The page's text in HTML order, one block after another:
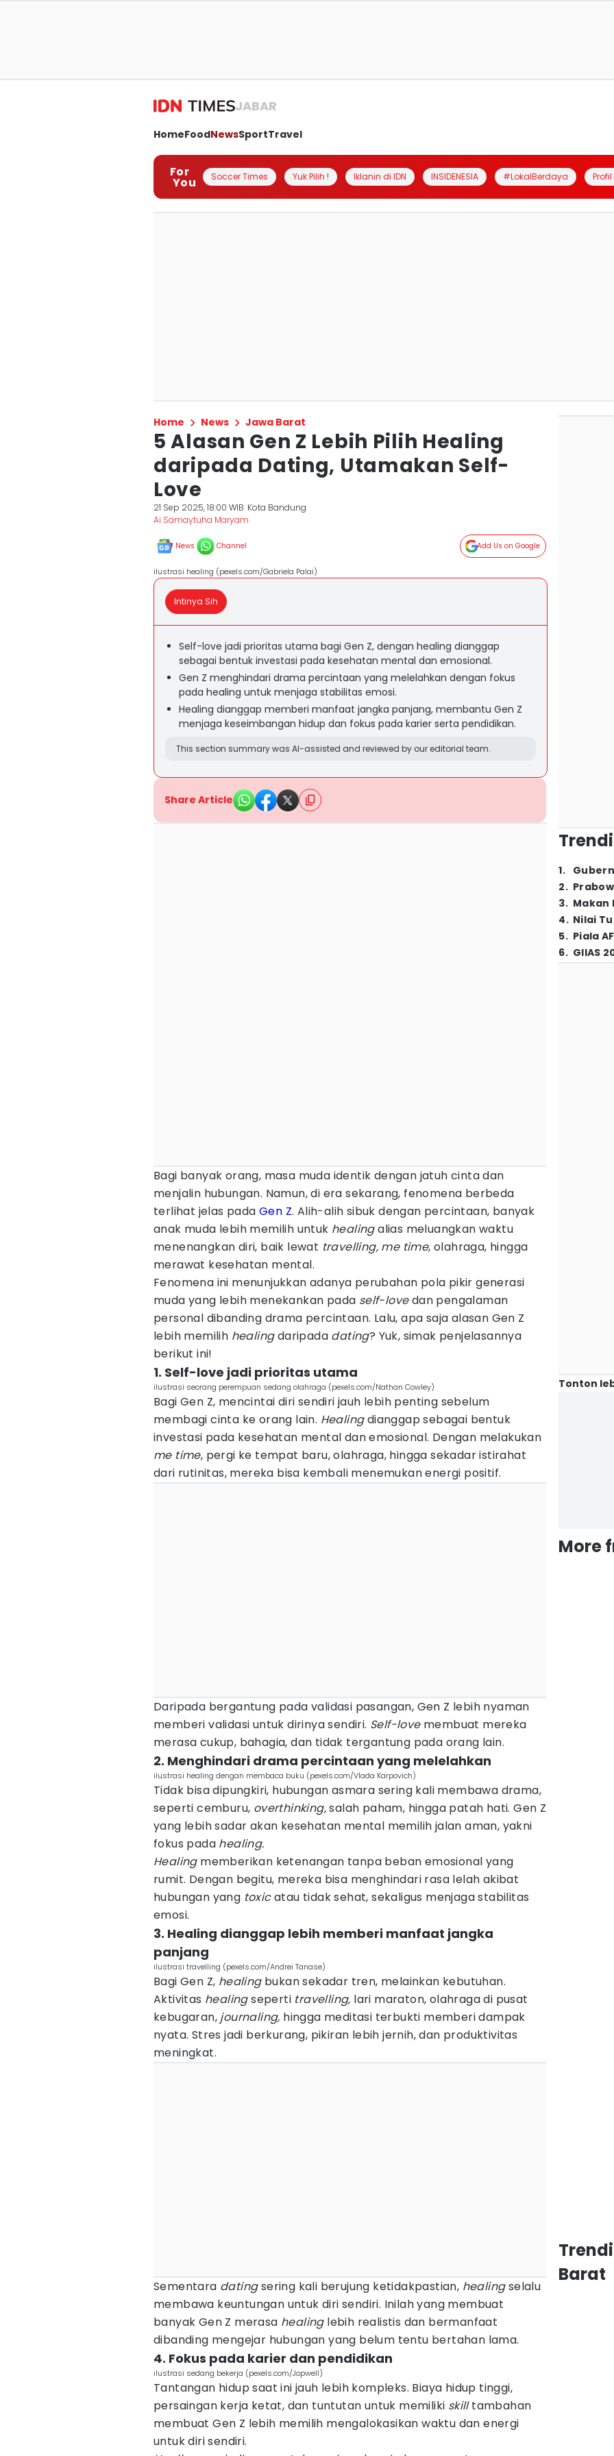
JABAR
HomeFoodNewsSportTravel
For
You Soccer Times Yuk Pilih ! Iklanin di IDN INSIDENESIA #LokalBerdaya
Home News Jawa Barat
5 Alasan Gen Z Lebih Pilih Healing
daripada Dating, Utamakan Self-
Love
21 Sep 2025, 18:00 WIB Kota Bandung
Ai Samaytuha Maryam
News Channel Add Us on Google
ilustrasi healing (pexels.com/Gabriela Palai)
Intinya Sih
Self-love jadi prioritas utama bagi Gen Z, dengan healing dianggap
sebagai bentuk investasi pada kesehatan mental dan emosional.
Gen Z menghindari drama percintaan yang melelahkan dengan fokus
pada healing untuk menjaga stabilitas emosi.
Healing dianggap memberi manfaat jangka panjang, membantu Gen Z
menjaga keseimbangan hidup dan fokus pada karier serta pendidikan.
This section summary was AI-assisted and reviewed by our editorial team.
Share Article
Bagi banyak orang, masa muda identik dengan jatuh cinta dan
menjalin hubungan. Namun, di era sekarang, fenomena berbeda
terlihat jelas pada Gen Z. Alih-alih sibuk dengan percintaan, banyak
anak muda lebih memilih untuk healingalias meluangkan waktu
menenangkan diri, baik lewat travelling, me time, olahraga, hingga
merawat kesehatan mental.
Fenomena ini menunjukkan adanya perubahan pola pikir generasi
muda yang lebih menekankan pada self-lovedan pengalaman
personal dibanding drama percintaan. Lalu, apa saja alasan Gen Z
lebih memilih healingdaripada dating? Yuk, simak penjelasannya
berikut ini!
1. Self-love jadi prioritas utama
ilustrasi seorang perempuan sedang olahraga (pexels.com/Nathan Cowley)
Bagi Gen Z, mencintai diri sendiri jauh lebih penting sebelum
membagi cinta ke orang lain. Healingdianggap sebagai bentuk
investasi pada kesehatan mental dan emosional. Dengan melakukan
me time, pergi ke tempat baru, olahraga, hingga sekadar istirahat
dari rutinitas, mereka bisa kembali menemukan energi positif.
Daripada bergantung pada validasi pasangan, Gen Z lebih nyaman
memberi validasi untuk dirinya sendiri. Self-lovemembuat mereka
merasa cukup, bahagia, dan tidak tergantung pada orang lain.
2. Menghindari drama percintaan yang melelahkan
ilustrasi healing dengan membaca buku (pexels.com/Vlada Karpovich)
Tidak bisa dipungkiri, hubungan asmara sering kali membawa drama,
seperti cemburu, overthinking,salah paham, hingga patah hati. Gen Z
yang lebih sadar akan kesehatan mental memilih jalan aman, yakni
fokus pada healing.
Healingmemberikan ketenangan tanpa beban emosional yang
rumit. Dengan begitu, mereka bisa menghindari rasa lelah akibat
hubungan yang toxicatau tidak sehat, sekaligus menjaga stabilitas
emosi.
3. Healing dianggap lebih memberi manfaat jangka
panjang
ilustrasi travelling (pexels.com/Andrei Tanase)
Bagi Gen Z, healingbukan sekadar tren, melainkan kebutuhan.
Aktivitas healingseperti travelling, lari maraton, olahraga di pusat
kebugaran, journaling, hingga meditasi terbukti memberi dampak
nyata. Stres jadi berkurang, pikiran lebih jernih, dan produktivitas
meningkat.
Sementara datingsering kali berujung ketidakpastian, healingselalu
membawa keuntungan untuk diri sendiri. Inilah yang membuat
banyak Gen Z merasa healinglebih realistis dan bermanfaat
dibanding mengejar hubungan yang belum tentu bertahan lama.
4. Fokus pada karier dan pendidikan
ilustrasi sedang bekerja (pexels.com/Jopwell)
Tantangan hidup saat ini jauh lebih kompleks. Biaya hidup tinggi,
persaingan kerja ketat, dan tuntutan untuk memiliki skilltambahan
membuat Gen Z lebih memilih mengalokasikan waktu dan energi
untuk diri sendiri.
1.
2.
3. Makan
4. Nilai
5. Piala
6. GIIAS
Tonton
More
Barat